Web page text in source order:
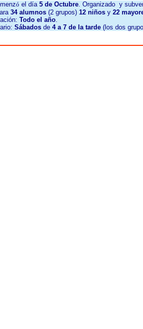
ó el día 5 de Octubre. Organizado y
34 alumnos (2 grupos) 12 niños y 22
Todo el año.
Sábados de 4 a 7 de la tarde (los dos